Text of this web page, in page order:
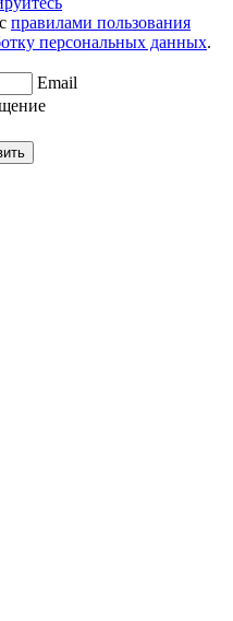
правилами пользования
персональных данных.
Email